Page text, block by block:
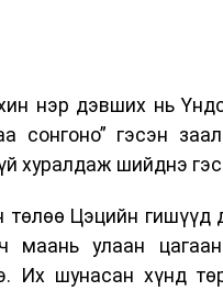
нэр дэвших нь
сонгоно” гэсэн
хуралдаж шийднэ
төлөө Цэцийн
маань улаан
Их шунасан хүнд